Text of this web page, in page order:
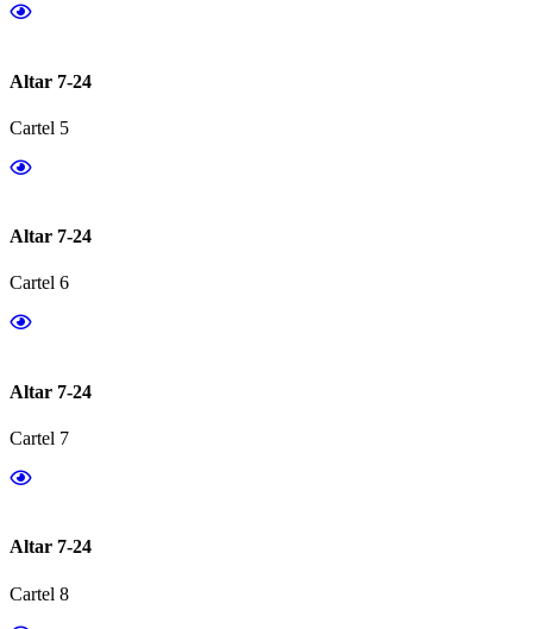
Altar 7-24
Cartel 5
Altar 7-24
Cartel 6
Altar 7-24
Cartel 7
Altar 7-24
Cartel 8